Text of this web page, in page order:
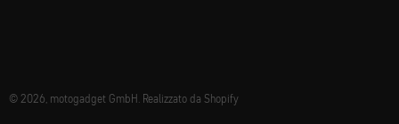
© 2026, motogadget GmbH. Realizzato da Shopify